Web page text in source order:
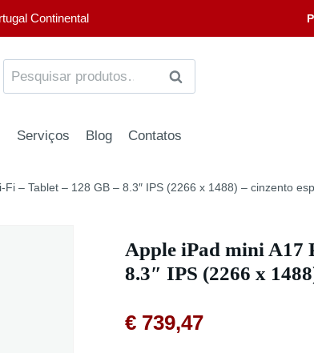
Continental
PESQUISA
Serviços Blog Contatos
Fi – Tablet – 128 GB – 8.3″ IPS (2266 x 1488) – cinzento
Apple iPad mini A17
8.3″ IPS (2266 x
€ 739,47